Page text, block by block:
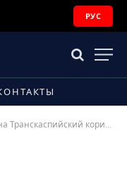
РУС
в условиях геополитической напряженности